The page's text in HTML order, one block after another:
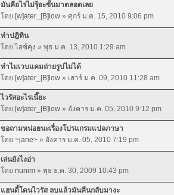
มันคือไรไม่รุ้อะขั้นมาตลอดเลย
โดย [w]ater_[B]low » ศุกร์ ม.ค. 15, 2010 9:06 pm
ทำปฎิทิน
โดย ไอซ์คุง » พุธ ม.ค. 13, 2010 1:29 am
ทำไมเวบแคมถ่ายรูปไม่ได้
โดย [w]ater_[B]low » เสาร์ ม.ค. 09, 2010 11:28 am
ไวรัสอะไรเนี๊ยะ
โดย [w]ater_[B]low » อังคาร ม.ค. 05, 2010 9:12 pm
ขอถามหน่อยนะเรื่องโปรแกรมแปลภาษา
โดย ~jane~ » อังคาร ม.ค. 05, 2010 7:19 pm
เล่นยังไงอ่า
โดย nunim » พุธ ธ.ค. 30, 2009 10:43 pm
แฮนดี้โดนไวรัส ลบแล้วมันคืนกลับมางะ